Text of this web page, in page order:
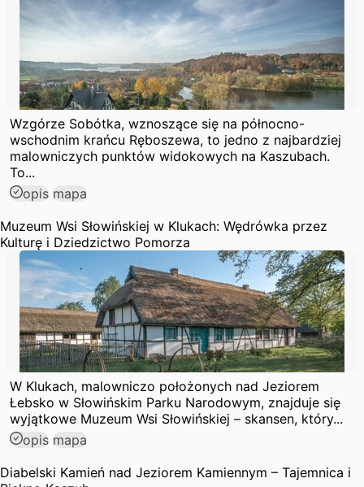
Wzgórze Sobótka, wznoszące się na północno-
wschodnim krańcu Ręboszewa, to jedno z najbardziej
malowniczych punktów widokowych na Kaszubach.
To...
opis mapa
Muzeum Wsi Słowińskiej w Klukach: Wędrówka przez
Kulturę i Dziedzictwo Pomorza
W Klukach, malowniczo położonych nad Jeziorem
Łebsko w Słowińskim Parku Narodowym, znajduje się
wyjątkowe Muzeum Wsi Słowińskiej – skansen, który...
opis mapa
Diabelski Kamień nad Jeziorem Kamiennym – Tajemnica i